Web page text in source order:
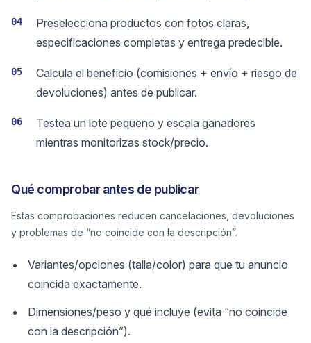
04
Preselecciona productos con fotos claras,
especificaciones completas y entrega predecible.
05
Calcula el beneficio (comisiones + envío + riesgo de
devoluciones) antes de publicar.
06
Testea un lote pequeño y escala ganadores
mientras monitorizas stock/precio.
Qué comprobar antes de publicar
Estas comprobaciones reducen cancelaciones, devoluciones
y problemas de “no coincide con la descripción”.
Variantes/opciones (talla/color) para que tu anuncio
coincida exactamente.
Dimensiones/peso y qué incluye (evita “no coincide
con la descripción”).